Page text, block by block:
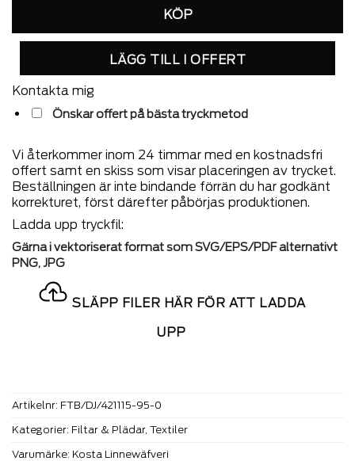
Kontakta mig
Önskar offert på bästa tryckmetod
Vi återkommer inom 24 timmar med en kostnadsfri
offert samt en skiss som visar placeringen av trycket.
Beställningen är inte bindande förrän du har godkänt
korrekturet, först därefter påbörjas produktionen.
Ladda upp tryckfil:
Gärna i vektoriserat format som SVG/EPS/PDF alternativt
PNG, JPG
SLÄPP FILER HÄR FÖR ATT LADDA
UPP
LÄGG TILL I OFFERT
Artikelnr: FTB/DJ/421115-95-0
Kategorier: Filtar & Plädar, Textiler
Varumärke: Kosta Linnewäfveri